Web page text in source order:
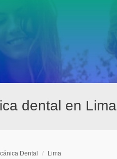
dental en Lima
Dental / Lima